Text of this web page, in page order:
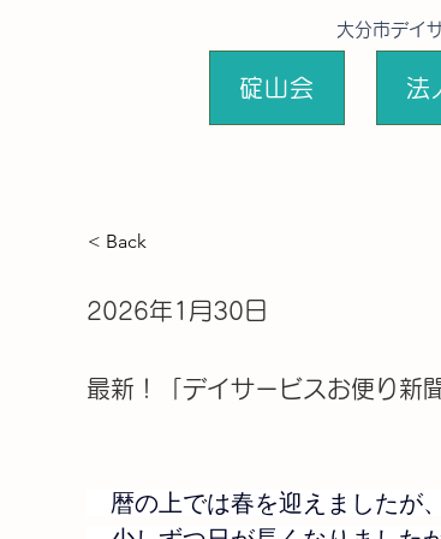
大分市デイ
碇山会 法
< Back
2026年1月30日
最新！「デイサービスお便り新
暦の上では春を迎えましたが